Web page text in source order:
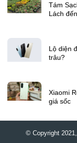
Tám
Lách
Lộ diện
trâu?
Xiaomi
giá sốc
© Copyright